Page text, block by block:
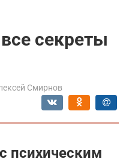
секреты
Смирнов
психическим